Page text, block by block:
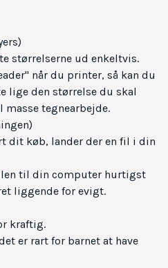
størrelserne ud enkeltvis.
når du printer, så kan du
lige den størrelse du skal
tegnearbejde.
dit køb, lander der en fil i din
til din computer hurtigst
liggende for evigt.
kraftig.
er rart for barnet at have